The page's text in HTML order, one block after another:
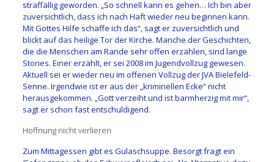
straffällig geworden. „So schnell kann es gehen… Ich bin aber
zuversichtlich, dass ich nach Haft wieder neu beginnen kann.
Mit Gottes Hilfe schaffe ich das“, sagt er zuversichtlich und
blickt auf das heilige Tor der Kirche. Manche der Geschichten,
die die Menschen am Rande sehr offen erzählen, sind lange
Stories. Einer erzählt, er sei 2008 im Jugendvollzug gewesen.
Aktuell sei er wieder neu im offenen Vollzug der JVA Bielefeld-
Senne. Irgendwie ist er aus der „kriminellen Ecke“ nicht
herausgekommen. „Gott verzeiht und ist barmherzig mit mir“,
sagt er schon fast entschuldigend.
Hoffnung nicht verlieren
Zum Mittagessen gibt es Gulaschsuppe. Besorgt fragt ein